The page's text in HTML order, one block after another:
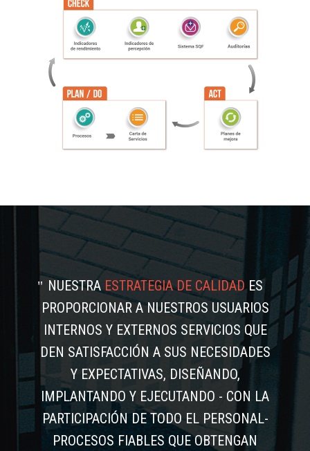
NUESTRAESTRATEGIA DE CALIDADES
PROPORCIONAR A NUESTROS USUARIOS
INTERNOS Y EXTERNOS SERVICIOS QUE
DEN SATISFACCIÓN A SUS NECESIDADES
Y EXPECTATIVAS, DISEÑANDO,
IMPLANTANDO Y EJECUTANDO - CON LA
PARTICIPACIÓN DE TODO EL PERSONAL-
PROCESOS FIABLES QUE OBTENGAN